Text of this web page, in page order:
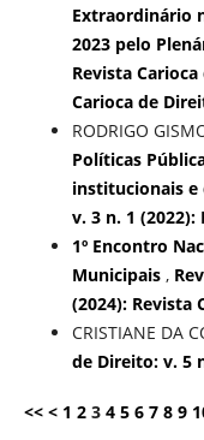
Extraordinário
2023 pelo
Revista
Carioca de
RODRIGO
Políticas
institucionais e
v. 3 n. 1
1º Encontro
Municipais ,
(2024): Revista
CRISTIANE DA
de Direito: v. 5
<< < 1 2 3 4 5 6 7 8 9